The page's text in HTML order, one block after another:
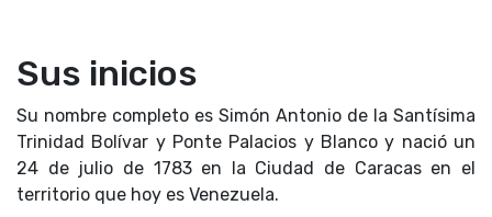
Sus inicios
Su nombre completo es Simón Antonio de la Santísima
Trinidad Bolívar y Ponte Palacios y Blanco y nació un
24 de julio de 1783 en la Ciudad de Caracas en el
territorio que hoy es Venezuela.